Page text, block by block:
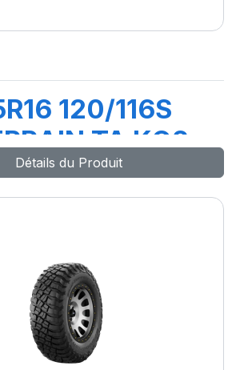
120/116S
TA KO2
Détails du Produit